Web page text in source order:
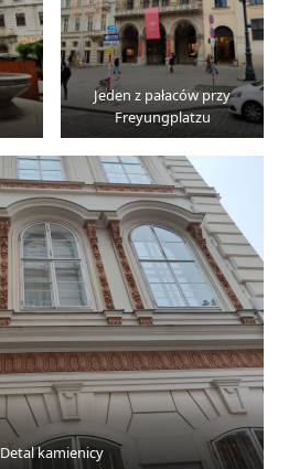
Jeden z pałaców przy
Freyungplatzu
Detal kamienicy